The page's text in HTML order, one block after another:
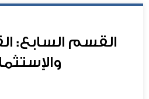
القسم السابع: